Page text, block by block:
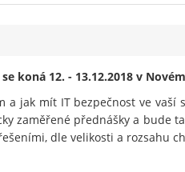
koná 12. - 13.12.2018 v
a jak mít IT bezpečnost ve vaší
zaměřené přednášky a bude
dle velikosti a rozsahu